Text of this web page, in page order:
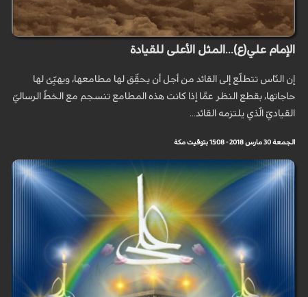
الإمام علي(ع)...المثل الأعلى للقيادة
إن النّاس تتطلّع إلى القائد من أجل أن يحقِّق لها مطامعها، ويهيِّئ لها
حاجاتها، بقطع النظر عمَّا إذا كانت هذه المطامع تنسجم مع الخطّ الرساليّ
القياديّ الّذي يلتزمه القائد...
الجمعة 30 مارس 2018 - 15:08 بتوقيت مكة